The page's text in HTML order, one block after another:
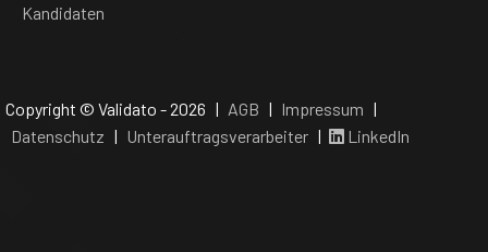
Kandidaten
Copyright © Validato - 2026 | AGB | Impressum |
Datenschutz | Unterauftragsverarbeiter| LinkedIn